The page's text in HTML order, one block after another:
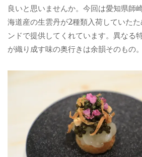
良いと思いませんか。今回は愛知県師
海道産の生雲丹が2種類入荷していた
ンドで提供してくれています。異なる
が織り成す味の奥行きは余韻そのもの。